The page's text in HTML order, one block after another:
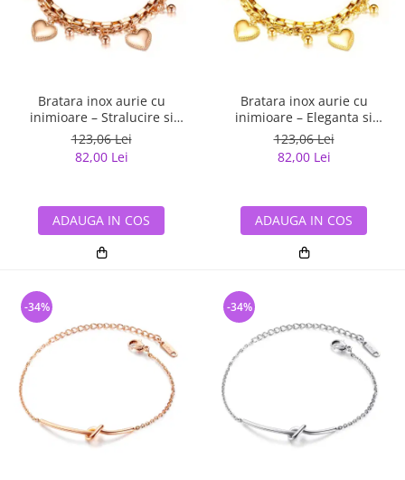
Bratara inox aurie cu
inimioare – Stralucire si
feminitate delicata
123,06 Lei
82,00 Lei
ADAUGA IN COS
Bratara inox aurie cu
inimioare – Eleganta si
stralucire calda
123,06 Lei
82,00 Lei
ADAUGA IN COS
-34% -34%